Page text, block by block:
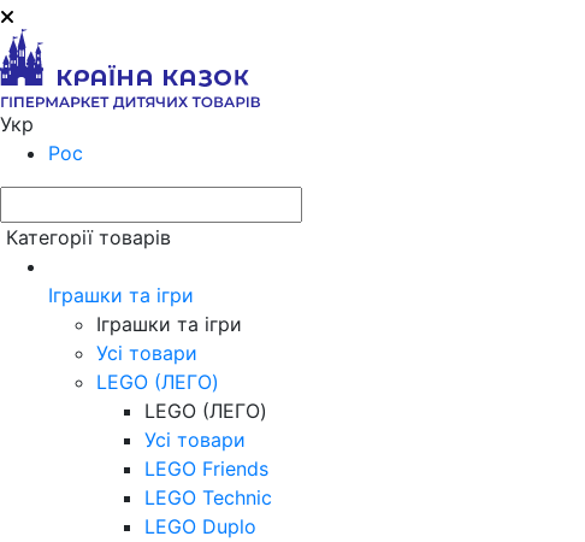
Укр
Рос
Категорії товарів
Іграшки та ігри
Іграшки та ігри
Усі товари
LEGO (ЛЕГО)
LEGO (ЛЕГО)
Усі товари
LEGO Friends
LEGO Technic
LEGO Duplo